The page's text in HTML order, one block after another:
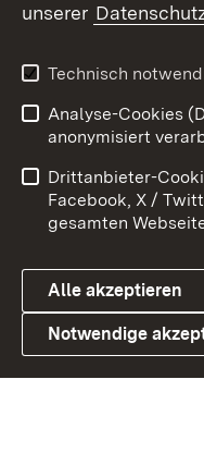
Youtube
Link zum Landesportal
Impressum
Barrierefreiheit
Cookies
unserer
Technisch
Analyse-Cookies
anonymisiert
Drittanbieter-
Facebook, X /
gesamten
Alle akzeptieren
Notwendige